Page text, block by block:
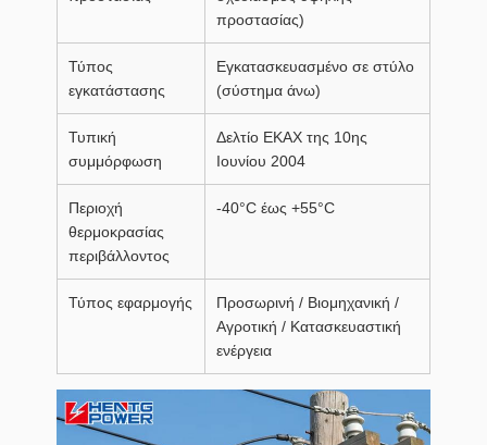
προστασίας)
Τύπος
εγκατάστασης
Εγκατασκευασμένο σε στύλο
(σύστημα άνω)
Τυπική
συμμόρφωση
Δελτίο ΕΚΑΧ της 10ης
Ιουνίου 2004
Περιοχή
θερμοκρασίας
περιβάλλοντος
-40°C έως +55°C
Τύπος εφαρμογής
Προσωρινή / Βιομηχανική /
Αγροτική / Κατασκευαστική
ενέργεια